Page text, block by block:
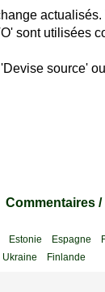
sont utilisées
source'
Commentaires
Estonie Espagne
Ukraine Finlande